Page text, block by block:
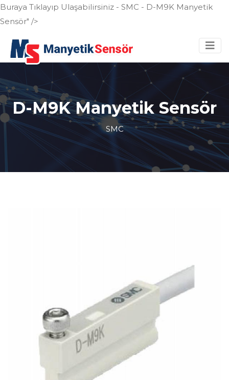
Buraya Tıklayıp Ulaşabilirsiniz - SMC - D-M9K Manyetik
Sensör" />
D-M9K Manyetik Sensör
SMC